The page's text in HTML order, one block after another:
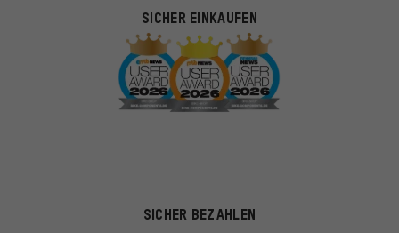
SICHER EINKAUFEN
SICHER BEZAHLEN